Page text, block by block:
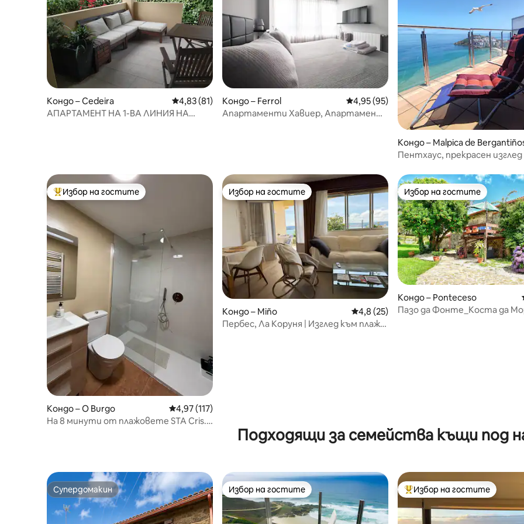
Кондо – Cedeira Средна оценка: 4,83 от 5, 81 отзива
4,83 (81)
АПАРТАМЕНТ НА 1-ВА ЛИНИЯ НА
Кондо – Ferrol Средна оценка: 4,95 от 5, 95 отзива
4,95 (95)
Апартаменти Хавиер, Апартамент
Кондо – Malpica de
Пентхаус, прекрасен
Най-популярен избор на гостите
Избор на гостите
Кондо – O Burgo Средна оценка: 4,97 от 5, 117 отзива
4,97 (117)
На 8 минути от плажовете STA Cris.
Избор на гостите
Избор на гостите
Кондо – Miño Средна оценка: 4,8 от 5, 25 отзива
4,8 (25)
Пербес, Ла Коруня | Изглед към плажа
Избор на гостите
Избор на гостите
Кондо – Ponteceso
Пазо да Фонте_Коста да
Подходящи за семейства къщи под
Супердомакин
Супердомакин Избор на гостите
Избор на гостите Най-популярен избор на
Избор на гостите